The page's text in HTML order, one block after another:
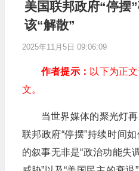
美国联邦政府“停摆
该“解散”
2025年11月5日 09:06:09
作者提示： 以下为正
文。
当世界媒体的聚光灯
联邦政府“停摆”持续时间
的叙事无非是“政治功能失